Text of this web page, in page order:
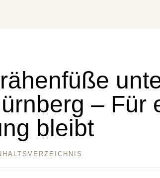
– Für
bleibt